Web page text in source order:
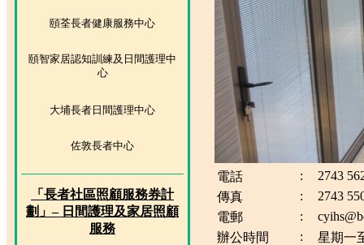
頤荃長者健康服務中心
頤智家居認知訓練及日間護理中
心
大埔長者日間護理中心
佐敦長者中心
「長者社區照顧服務券計
劃」– 日間護理及家居照顧
服務
電話 :
2743
傳真
:
2743
電郵
:
辦公時間
:
星期一